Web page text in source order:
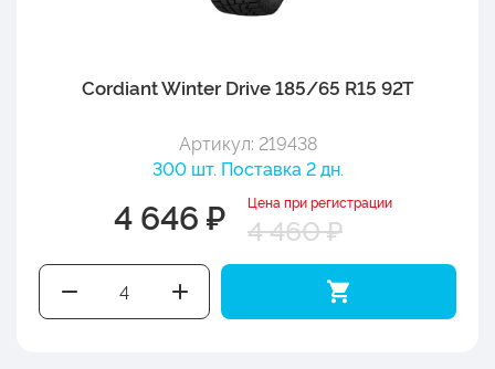
Cordiant Winter Drive 185/65 R15 92T
Артикул: 219438
300 шт. Поставка 2 дн.
4 646 ₽ Цена при регистрации
4 460 ₽